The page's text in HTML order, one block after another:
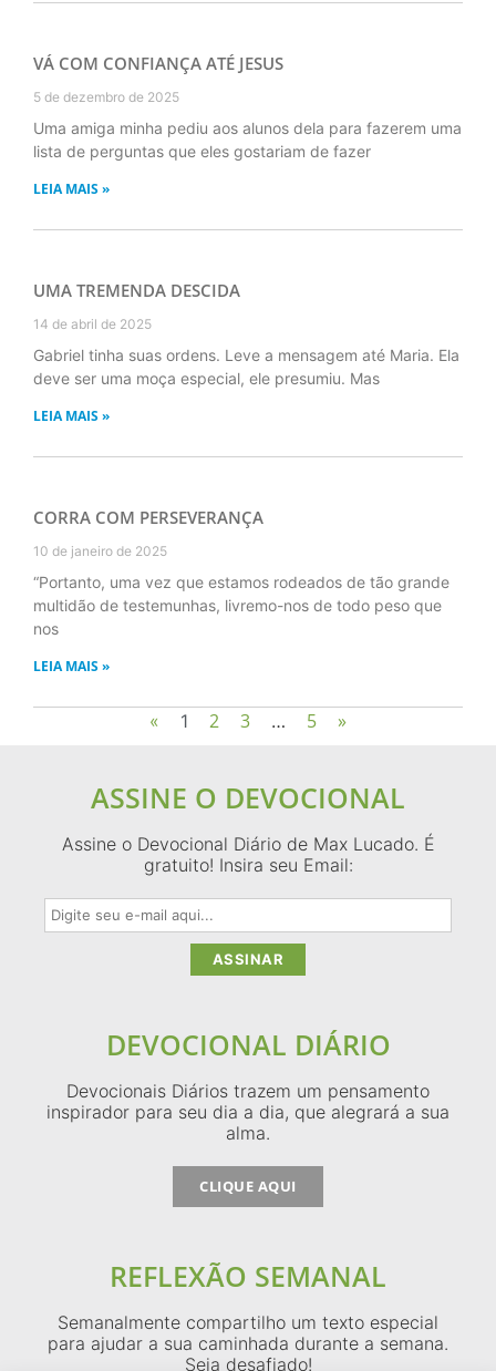
VÁ COM CONFIANÇA ATÉ JESUS
5 de dezembro de 2025
Uma amiga minha pediu aos alunos dela para fazerem uma
lista de perguntas que eles gostariam de fazer
LEIA MAIS »
UMA TREMENDA DESCIDA
14 de abril de 2025
Gabriel tinha suas ordens. Leve a mensagem até Maria. Ela
deve ser uma moça especial, ele presumiu. Mas
LEIA MAIS »
CORRA COM PERSEVERANÇA
10 de janeiro de 2025
“Portanto, uma vez que estamos rodeados de tão grande
multidão de testemunhas, livremo-nos de todo peso que
nos
LEIA MAIS »
« 1 2 3 … 5 »
ASSINE O DEVOCIONAL
Assine o Devocional Diário de Max Lucado. É
gratuito! Insira seu Email:
DEVOCIONAL DIÁRIO
Devocionais Diários trazem um pensamento
inspirador para seu dia a dia, que alegrará a sua
alma.
CLIQUE AQUI
REFLEXÃO SEMANAL
Semanalmente compartilho um texto especial
para ajudar a sua caminhada durante a semana.
Seja desafiado!